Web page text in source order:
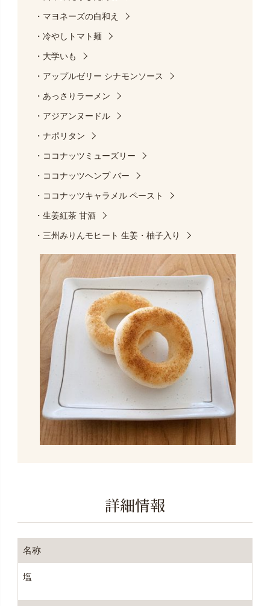
・マヨネーズの白和え
・冷やしトマト麺
・大学いも
・アップルゼリー シナモンソース
・あっさりラーメン
・アジアンヌードル
・ナポリタン
・ココナッツミューズリー
・ココナッツヘンプ バー
・ココナッツキャラメル ペースト
・生姜紅茶 甘酒
・三州みりんモヒート 生姜・柚子入り
詳細情報
名称
塩